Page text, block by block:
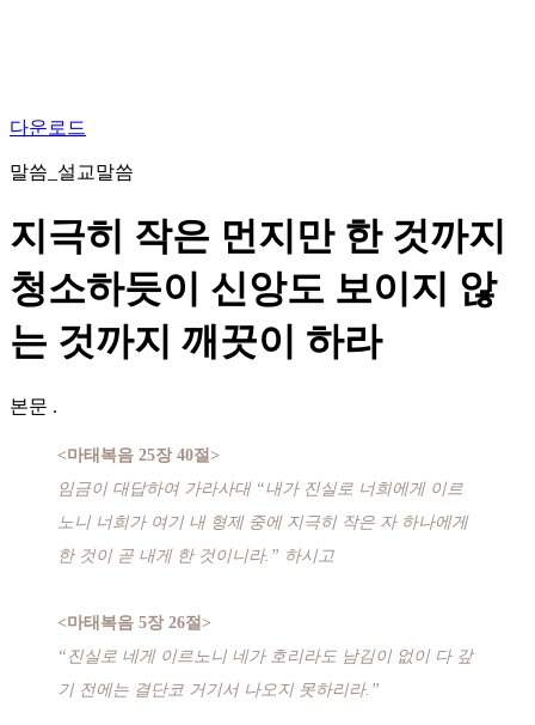
다운로드
말씀_설교말씀
지극히 작은 먼지만 한 것까지
청소하듯이 신앙도 보이지 않
는 것까지 깨끗이 하라
본문 .
<마태복음 25장 40절>
임금이 대답하여 가라사대 “내가 진실로 너희에게 이르
노니 너희가 여기 내 형제 중에 지극히 작은 자 하나에게
한 것이 곧 내게 한 것이니라.” 하시고
<마태복음 5장 26절>
“진실로 네게 이르노니 네가 호리라도 남김이 없이 다 갚
기 전에는 결단코 거기서 나오지 못하리라.”